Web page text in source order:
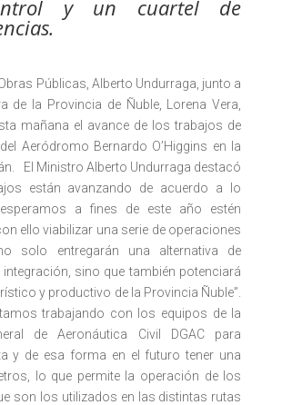
y un cuartel de
Públicas, Alberto Undurraga, junto a
de la Provincia de Ñuble, Lorena Vera,
mañana el avance de los trabajos de
Aeródromo Bernardo O’Higgins en la
El Ministro Alberto Undurraga destacó
están avanzando de acuerdo a lo
a fines de este año estén
ello viabilizar una serie de operaciones
solo entregarán una alternativa de
sino que también potenciará
y productivo de la Provincia Ñuble”.
trabajando con los equipos de la
de Aeronáutica Civil DGAC para
y de esa forma en el futuro tener una
lo que permite la operación de los
son los utilizados en las distintas rutas